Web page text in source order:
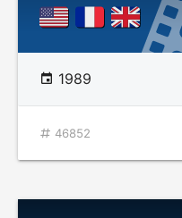
1989
46852